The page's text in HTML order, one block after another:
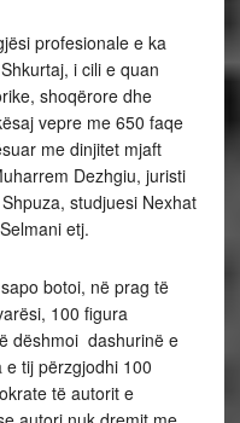
profesionale e ka
i cili e quan
shoqërore dhe
vepre me 650 faqe
me dinjitet mjaft
Dezhgiu, juristi
studjuesi Nexhat
etj.
botoi, në prag të
100 figura
dëshmoi dashurinë e
tij përzgjodhi 100
të autorit e